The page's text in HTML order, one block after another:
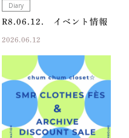
Diary
R8.06.12. イベント情報
2026.06.12